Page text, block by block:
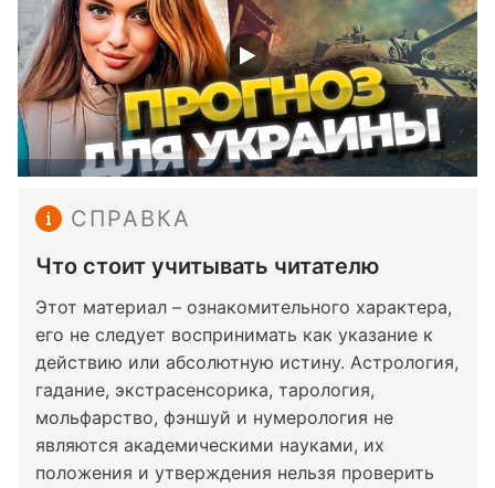
СПРАВКА
Что стоит учитывать читателю
Этот материал – ознакомительного характера,
его не следует воспринимать как указание к
действию или абсолютную истину. Астрология,
гадание, экстрасенсорика, тарология,
мольфарство, фэншуй и нумерология не
являются академическими науками, их
положения и утверждения нельзя проверить